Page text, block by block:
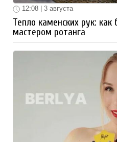
12:08 | 3 августа
Тепло каменских рук: как
мастером ротанга